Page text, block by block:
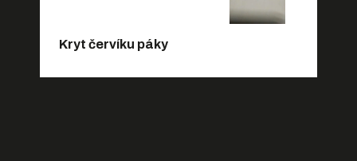
Kryt červíku páky